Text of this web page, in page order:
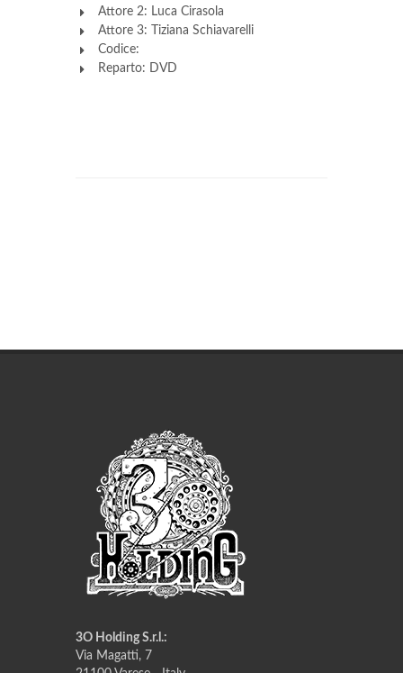
Attore 2: Luca Cirasola
Attore 3: Tiziana Schiavarelli
Codice:
Reparto: DVD
3O Holding S.r.l.:
Via Magatti, 7